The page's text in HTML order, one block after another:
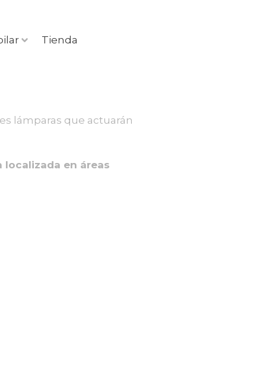
Tienda
lámparas que actuarán
localizada en áreas